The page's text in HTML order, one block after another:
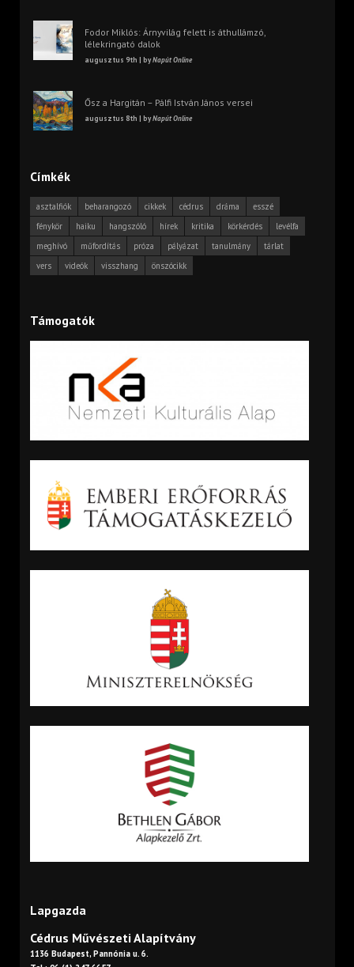
Fodor Miklós: Árnyvilág felett is áthullámzó,
lélekringató dalok
augusztus 9th | byNapút Online
Ősz a Hargitán – Pálfi István János versei
augusztus 8th | byNapút Online
Címkék
asztalfiók beharangozó cikkek cédrus dráma
esszé
fénykör
haiku hangszóló hírek kritika körkérdés
levélfa
meghívó
műfordítás próza pályázat tanulmány
tárlat
vers
videók visszhang önszócikk
Támogatók
Lapgazda
Cédrus Művészeti Alapítvány
1136 Budapest, Pannónia u. 6.